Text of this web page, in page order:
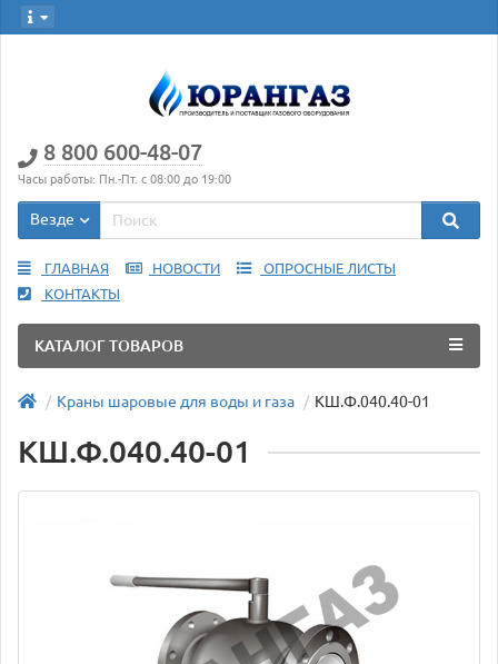
8 800 600-48-07
Часы работы: Пн.-Пт. с 08:00 до 19:00
Везде
ГЛАВНАЯ НОВОСТИ
ОПРОСНЫЕ ЛИСТЫ
КОНТАКТЫ
КАТАЛОГ ТОВАРОВ
Краны шаровые для воды и газа КШ.Ф.040.40-01
КШ.Ф.040.40-01